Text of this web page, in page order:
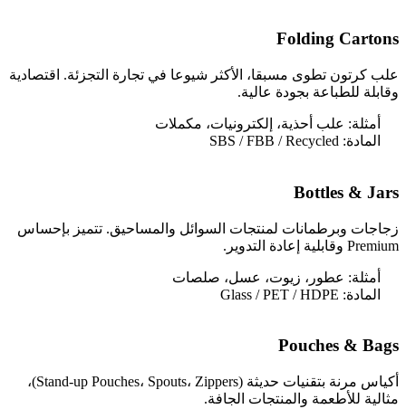
Folding Cartons
علب كرتون تطوى مسبقا، الأكثر شيوعا في تجارة التجزئة. اقتصادية
وقابلة للطباعة بجودة عالية.
أمثلة: علب أحذية، إلكترونيات، مكملات
المادة: SBS / FBB / Recycled
Bottles & Jars
زجاجات وبرطمانات لمنتجات السوائل والمساحيق. تتميز بإحساس
Premium وقابلية إعادة التدوير.
أمثلة: عطور، زيوت، عسل، صلصات
المادة: Glass / PET / HDPE
Pouches & Bags
أكياس مرنة بتقنيات حديثة (Stand-up Pouches، Spouts، Zippers)،
مثالية للأطعمة والمنتجات الجافة.